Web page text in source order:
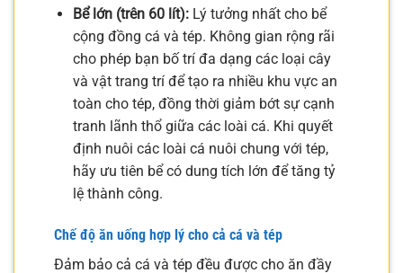
Bể lớn (trên 60 lít):Lý tưởng nhất cho bể
cộng đồng cá và tép. Không gian rộng rãi
cho phép bạn bố trí đa dạng các loại cây
và vật trang trí để tạo ra nhiều khu vực an
toàn cho tép, đồng thời giảm bớt sự cạnh
tranh lãnh thổ giữa các loài cá. Khi quyết
định nuôi các loài cá nuôi chung với tép,
hãy ưu tiên bể có dung tích lớn để tăng tỷ
lệ thành công.
Chế độ ăn uống hợp lý cho cả cá và tép
Đảm bảo cả cá và tép đều được cho ăn đầy